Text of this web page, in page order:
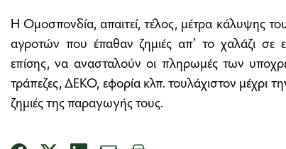
Η Ομοσπονδία, απαιτεί, τέλος, μέτρα κάλυψης
αγροτών που έπαθαν ζημιές απ’ το χαλάζι σε
επίσης, να ανασταλούν οι πληρωμές των
τράπεζες, ΔΕΚΟ, εφορία κλπ. τουλάχιστον μέχρι
ζημιές της παραγωγής τους.